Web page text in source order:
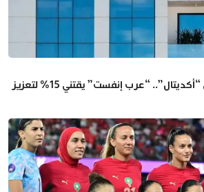
استثمار عربي جديد في “أكديتال”.. “عرب إنفست” يقتني 15% لتعزيز